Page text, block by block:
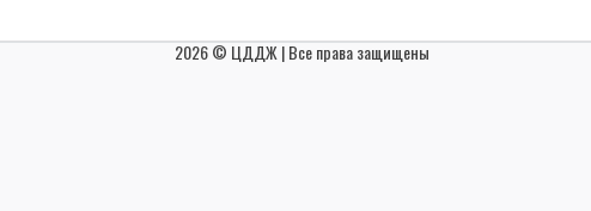
2026 © ЦДДЖ | Все права защищены